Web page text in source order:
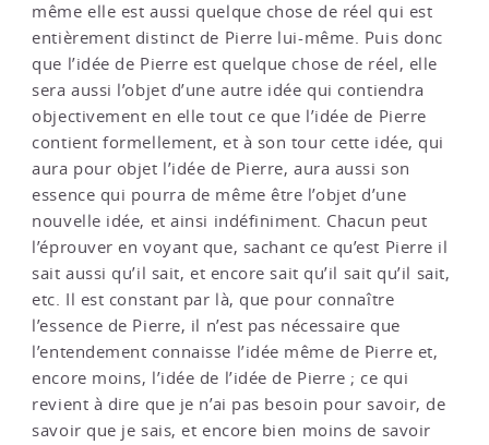
même elle est aussi quelque chose de réel qui est
entièrement distinct de Pierre lui-même. Puis donc
que l’idée de Pierre est quelque chose de réel, elle
sera aussi l’objet d’une autre idée qui contiendra
objectivement en elle tout ce que l’idée de Pierre
contient formellement, et à son tour cette idée, qui
aura pour objet l’idée de Pierre, aura aussi son
essence qui pourra de même être l’objet d’une
nouvelle idée, et ainsi indéfiniment. Chacun peut
l’éprouver en voyant que, sachant ce qu’est Pierre il
sait aussi qu’il sait, et encore sait qu’il sait qu’il sait,
etc. Il est constant par là, que pour connaître
l’essence de Pierre, il n’est pas nécessaire que
l’entendement connaisse l’idée même de Pierre et,
encore moins, l’idée de l’idée de Pierre ; ce qui
revient à dire que je n’ai pas besoin pour savoir, de
savoir que je sais, et encore bien moins de savoir